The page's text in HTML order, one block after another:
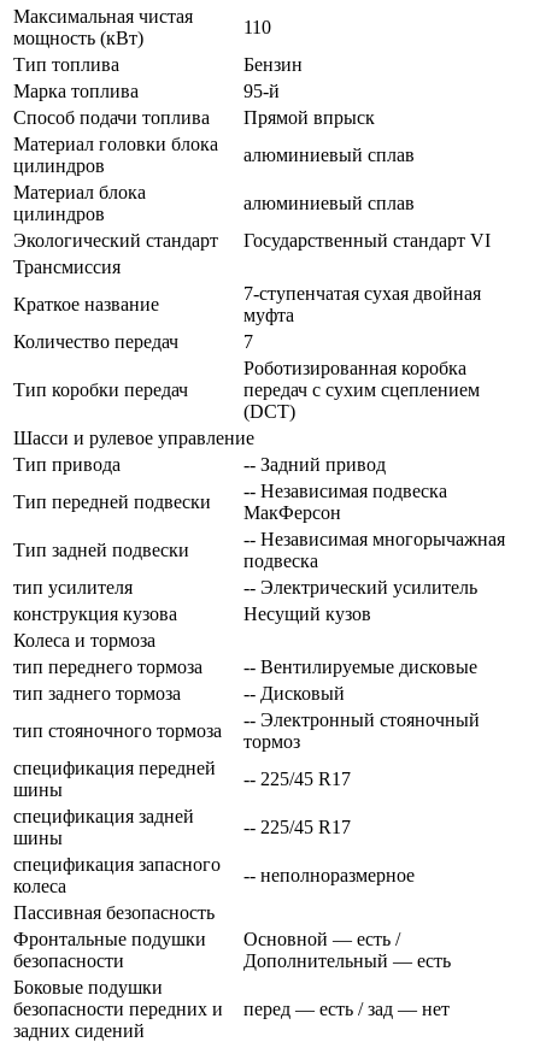
Максимальная чистая
мощность (кВт)
110
Тип топлива
Бензин
Марка топлива
95-й
Способ подачи топлива
Прямой впрыск
Материал головки блока
цилиндров
алюминиевый сплав
Материал блока
цилиндров
алюминиевый сплав
Экологический стандарт
Государственный стандарт VI
Трансмиссия
Краткое название
7-ступенчатая сухая двойная
муфта
Количество передач
7
Тип коробки передач
Роботизированная коробка
передач с сухим сцеплением
(DCT)
Шасси и рулевое управление
Тип привода
-- Задний привод
Тип передней подвески
-- Независимая подвеска
МакФерсон
Тип задней подвески
-- Независимая многорычажная
подвеска
тип усилителя
-- Электрический усилитель
конструкция кузова
Несущий кузов
Колеса и тормоза
тип переднего тормоза
-- Вентилируемые дисковые
тип заднего тормоза
-- Дисковый
тип стояночного тормоза
-- Электронный стояночный
тормоз
спецификация передней
шины
-- 225/45 R17
спецификация задней
шины
-- 225/45 R17
спецификация запасного
колеса
-- неполноразмерное
Пассивная безопасность
Фронтальные подушки
безопасности
Основной — есть /
Дополнительный — есть
Боковые подушки
безопасности передних и
задних сидений
перед — есть / зад — нет